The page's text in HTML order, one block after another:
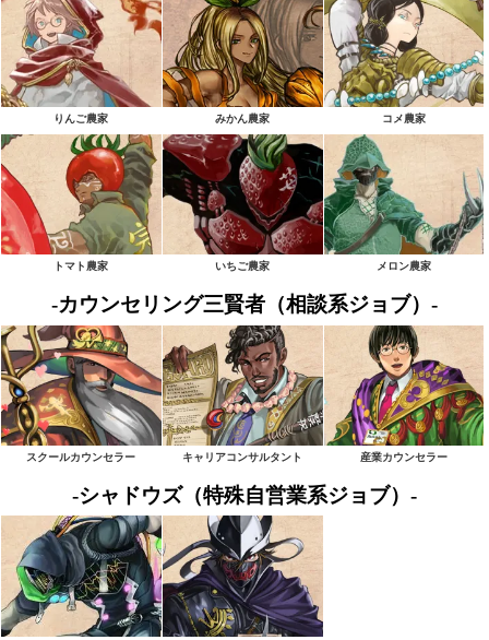
りんご農家 みかん農家 コメ農家
トマト農家 いちご農家 メロン農家
-カウンセリング三賢者（相談系ジョブ）-
スクールカウンセラー キャリアコンサルタント 産業カウンセラー
-シャドウズ（特殊自営業系ジョブ）-